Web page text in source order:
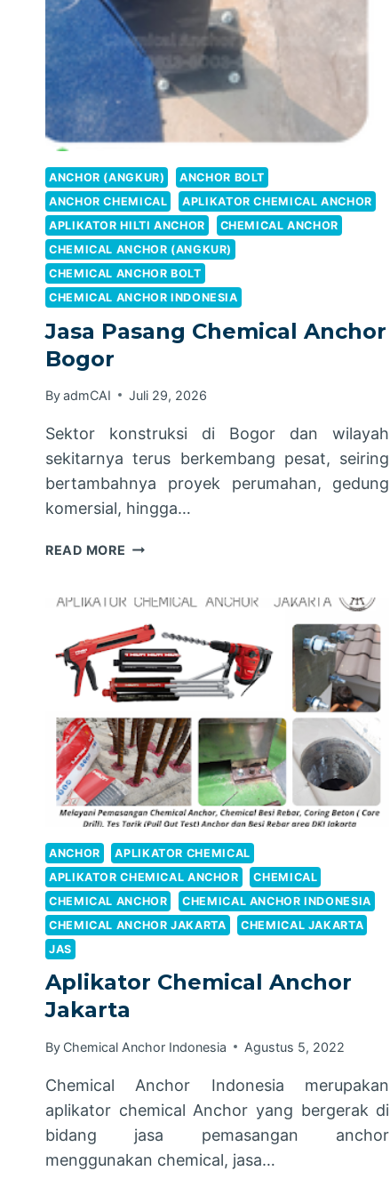
ANCHOR (ANGKUR)
ANCHOR BOLT
ANCHOR CHEMICAL
APLIKATOR CHEMICAL ANCHOR
APLIKATOR HILTI ANCHOR
CHEMICAL ANCHOR
CHEMICAL ANCHOR (ANGKUR)
CHEMICAL ANCHOR BOLT
CHEMICAL ANCHOR INDONESIA
Jasa Pasang Chemical Anchor
Bogor
ByadmCAI Juli 29, 2026
Sektor konstruksi di Bogor dan wilayah
sekitarnya terus berkembang pesat, seiring
bertambahnya proyek perumahan, gedung
komersial, hingga…
READ MORE JASA
ANCHOR
BOGOR
ANCHOR
APLIKATOR CHEMICAL
APLIKATOR CHEMICAL ANCHOR
CHEMICAL
CHEMICAL ANCHOR
CHEMICAL ANCHOR INDONESIA
CHEMICAL ANCHOR JAKARTA
CHEMICAL JAKARTA
JAS
Aplikator Chemical Anchor
Jakarta
By Chemical Anchor Indonesia Agustus 5, 2022
Chemical Anchor Indonesia merupakan
aplikator chemical Anchor yang bergerak di
bidang jasa pemasangan anchor
menggunakan chemical, jasa…